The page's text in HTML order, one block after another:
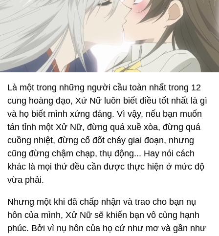
Là một trong những người cầu toàn nhất trong 12
cung hoàng đạo, Xử Nữ luôn biết điều tốt nhất là gì
và họ biết mình xứng đáng. Vì vậy, nếu bạn muốn
tán tỉnh một Xử Nữ, đừng quá xuề xòa, đừng quá
cuồng nhiệt, đừng cố đốt cháy giai đoạn, nhưng
cũng đừng chậm chạp, thụ động... Hay nói cách
khác là mọi thứ đều cần được thực hiện ở mức độ
vừa phải.
Nhưng một khi đã chấp nhận và trao cho bạn nụ
hôn của mình, Xử Nữ sẽ khiến bạn vô cùng hạnh
phúc. Bởi vì nụ hôn của họ cứ như mơ và gần như